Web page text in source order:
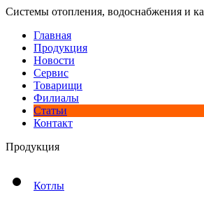
Системы отопления, водоснабжения и
Главная
Продукция
Новости
Сервис
Товарищи
Филиалы
Статьи
Контакт
Продукция
Котлы